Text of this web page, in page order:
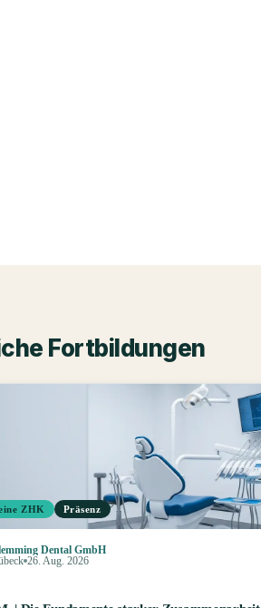
Fortbildungen
ZHK Präsenz
Dental GmbH
26. Aug. 2026